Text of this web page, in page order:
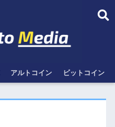
アルトコイン ビットコイン